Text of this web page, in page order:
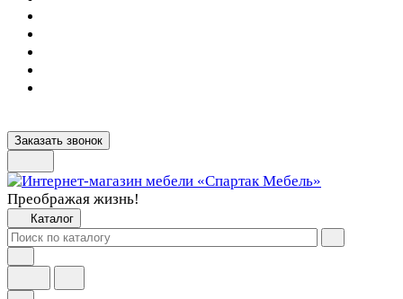
Заказать звонок
Преображая жизнь!
Каталог